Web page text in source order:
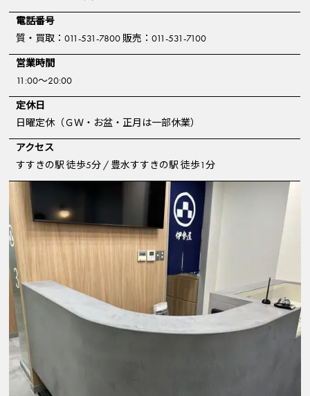
電話番号
質・買取：011-531-7800 販売：011-531-7100
営業時間
11:00～20:00
定休日
日曜定休（ＧＷ・お盆・正月は一部休業）
アクセス
すすきの駅 徒歩5分 / 豊水すすきの駅 徒歩1分